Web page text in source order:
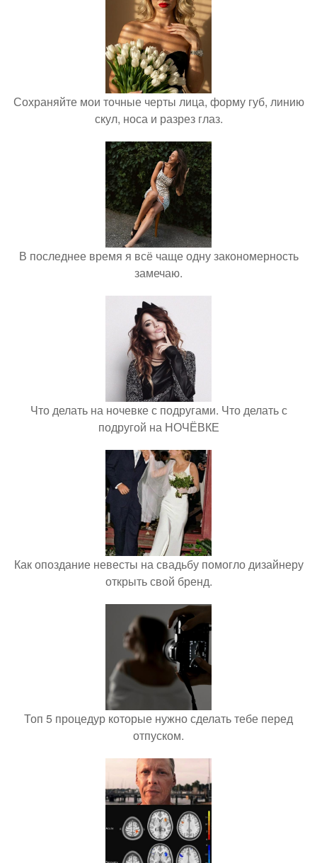
Сохраняйте мои точные черты лица, форму губ, линию
скул, носа и разрез глаз.
В последнее время я всё чаще одну закономерность
замечаю.
Что делать на ночевке с подругами. Что делать с
подругой на НОЧЁВКЕ
Как опоздание невесты на свадьбу помогло дизайнеру
открыть свой бренд.
Топ 5 процедур которые нужно сделать тебе перед
отпуском.